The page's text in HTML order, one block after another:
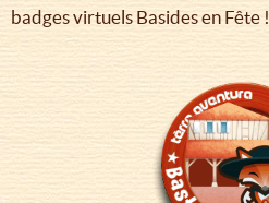
badges virtuels Basides en Fête !